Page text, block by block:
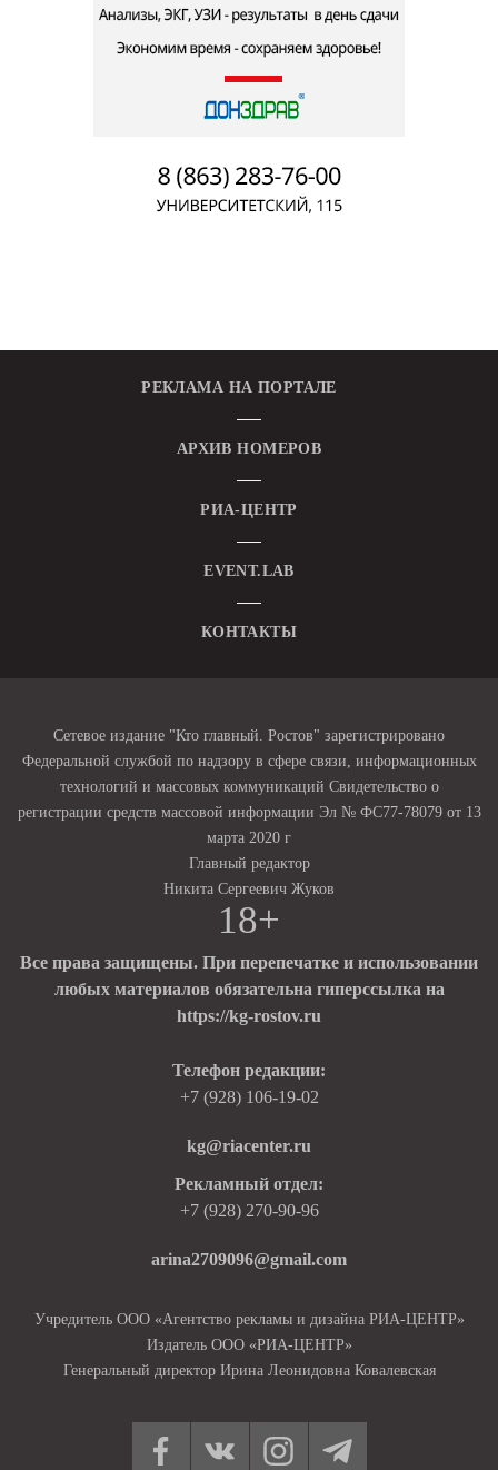
РЕКЛАМА НА ПОРТАЛЕ
АРХИВ НОМЕРОВ
РИА-ЦЕНТР
EVENT.LAB
КОНТАКТЫ
Сетевое издание "Кто главный. Ростов" зарегистрировано
Федеральной службой по надзору в сфере связи, информационных
технологий и массовых коммуникаций Свидетельство о
регистрации средств массовой информации Эл № ФС77-78079 от 13
марта 2020 г
Главный редактор
Никита Сергеевич Жуков
18+
Все права защищены. При перепечатке и использовании
любых материалов обязательна гиперссылка на
https://kg-rostov.ru
Телефон редакции:
+7 (928) 106-19-02
kg@riacenter.ru
Рекламный отдел:
+7 (928) 270-90-96
arina2709096@gmail.com
Учредитель ООО «Агентство рекламы и дизайна РИА-ЦЕНТР»
Издатель ООО «РИА-ЦЕНТР»
Генеральный директор Ирина Леонидовна Ковалевская